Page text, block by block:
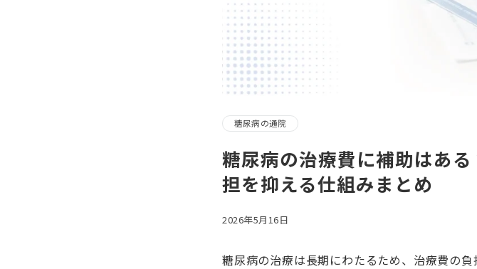
糖尿病の通院
糖尿病の治療費に補助はあ
担を抑える仕組みまとめ
2026年5月16日
糖尿病の治療は長期にわたるため、治療費の